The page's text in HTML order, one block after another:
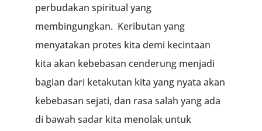
perbudakan spiritual yang
membingungkan. Keributan yang
menyatakan protes kita demi kecintaan
kita akan kebebasan cenderung menjadi
bagian dari ketakutan kita yang nyata akan
kebebasan sejati, dan rasa salah yang ada
di bawah sadar kita menolak untuk